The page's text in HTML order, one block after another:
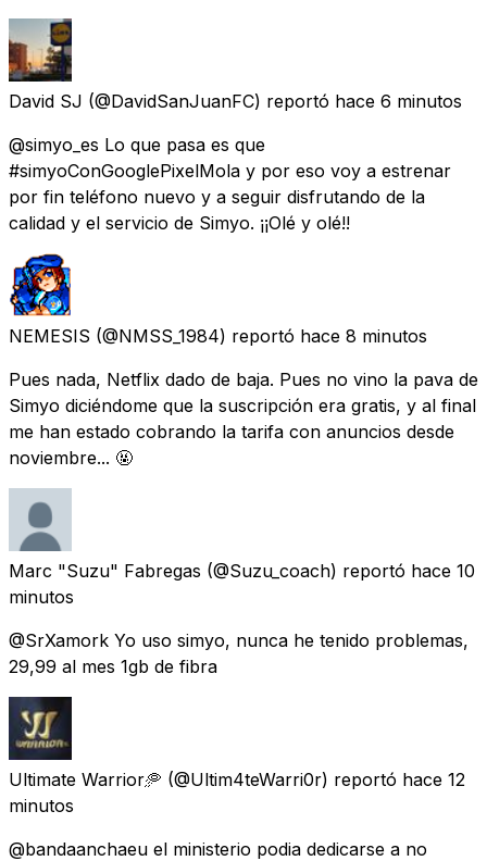
David SJ (@DavidSanJuanFC) reportó hace 6 minutos
@simyo_es Lo que pasa es que
#simyoConGooglePixelMola y por eso voy a estrenar
por fin teléfono nuevo y a seguir disfrutando de la
calidad y el servicio de Simyo. ¡¡Olé y olé!!
NEMESIS (@NMSS_1984) reportó hace 8 minutos
Pues nada, Netflix dado de baja. Pues no vino la pava de
Simyo diciéndome que la suscripción era gratis, y al final
me han estado cobrando la tarifa con anuncios desde
noviembre... 🤬
Marc "Suzu" Fabregas (@Suzu_coach) reportó hace 10
minutos
@SrXamork Yo uso simyo, nunca he tenido problemas,
29,99 al mes 1gb de fibra
Ultimate Warrior🥏 (@Ultim4teWarri0r) reportó hace 12
minutos
@bandaanchaeu el ministerio podia dedicarse a no